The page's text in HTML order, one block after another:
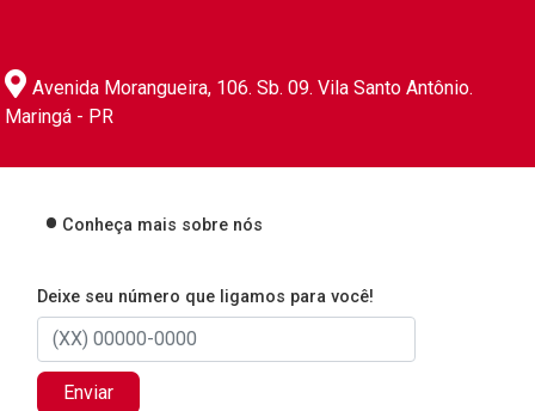
Avenida Morangueira, 106. Sb. 09. Vila Santo Antônio.
Maringá - PR
Conheça mais sobre nós
Deixe seu número que ligamos para você!
Enviar